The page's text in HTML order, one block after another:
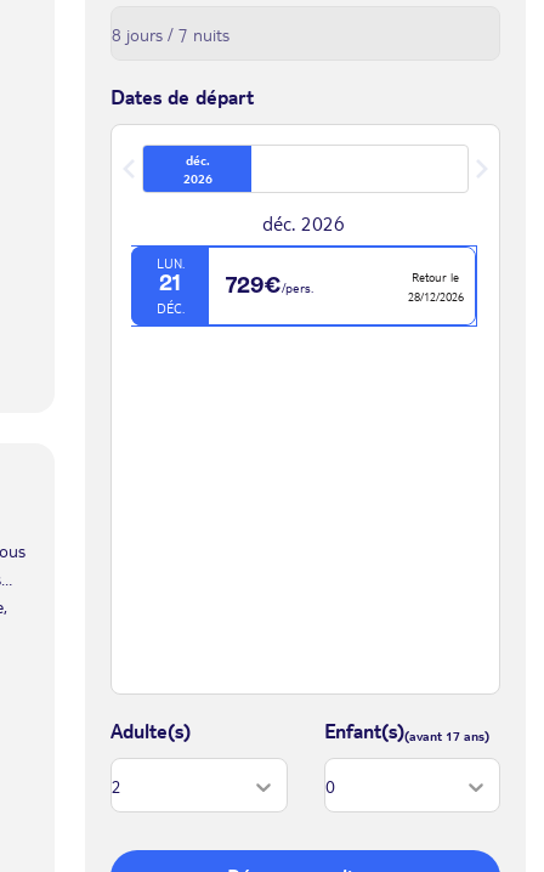
Dates de départ
déc.
2026
déc. 2026
LUN.
21
DÉC.
729€/pers.
Retour le
28/12/2026
Adulte(s) Enfant(s)